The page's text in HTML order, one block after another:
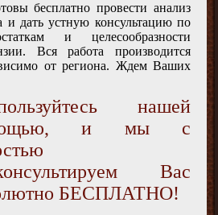
бесплатно провести анализ
и дать устную консультацию по
и целесообразности
Вся работа производится
от региона. Ждем Ваших
нашей
и мы с
Вас
БЕСПЛАТНО!